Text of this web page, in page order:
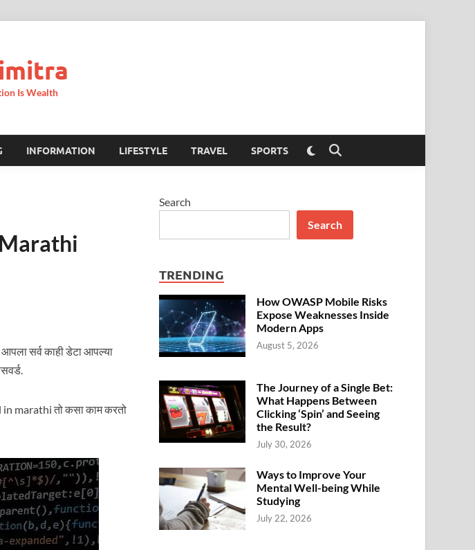
Is Wealth
INFORMATION LIFESTYLE TRAVEL SPORTS Switch
to
Open
Search
Marathi
सर्व काही डेटा आपल्या
in marathi तो कसा काम करतो
Search
Search
TRENDING
How OWASP Mobile Risks
Expose Weaknesses Inside
Modern Apps
August 5, 2026
The Journey of a Single Bet:
What Happens Between
Clicking ‘Spin’ and Seeing
the Result?
July 30, 2026
Ways to Improve Your
Mental Well-being While
Studying
July 22, 2026